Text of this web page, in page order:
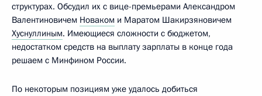
структурах. Обсудил их с вице-премьерами Александром
Валентиновичем Новаком и Маратом Шакирзяновичем
Хуснуллиным. Имеющиеся сложности с бюджетом,
недостатком средств на выплату зарплаты в конце года
решаем с Минфином России.
По некоторым позициям уже удалось добиться